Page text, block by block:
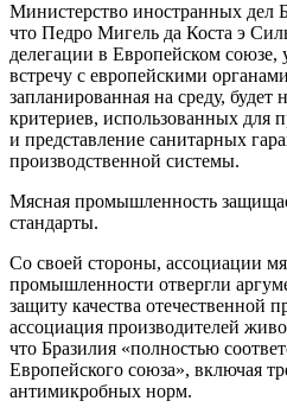
Министерство иностранных дел
что Педро Мигель да Коста э
делегации в Европейском
встречу с европейскими
запланированная на среду, будет
критериев, использованных для
и представление санитарных
производственной системы.
Мясная промышленность
стандарты.
Со своей стороны, ассоциации
промышленности отвергли
защиту качества отечественной
ассоциация производителей
что Бразилия «полностью
Европейского союза», включая
антимикробных норм.